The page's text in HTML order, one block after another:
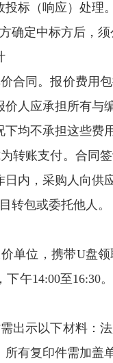
标（响应）处理。
确定中标方后，
合同。报价费用
价人应承担所有与
均不承担这些费用
转账支付。合同
内，采购人向供
转包或委托他人。
单位，携带U盘
下午14:00至
出示以下材料：
有复印件需加盖